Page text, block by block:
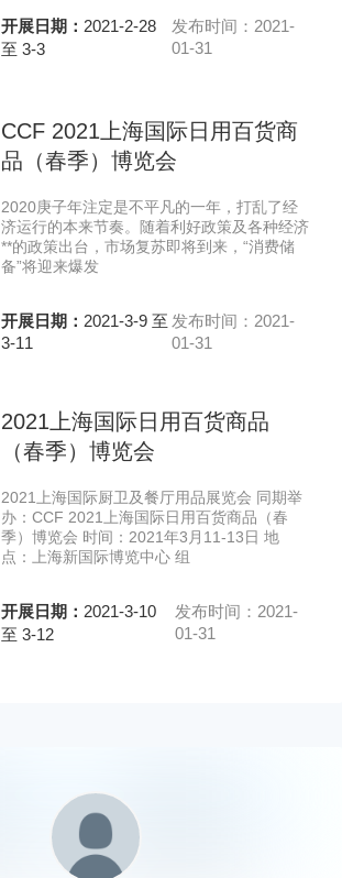
开展日期： 2021-2-28
至 3-3
发布时间：2021-
01-31
CCF 2021上海国际日用百货商
品（春季）博览会
2020庚子年注定是不平凡的一年，打乱了经
济运行的本来节奏。随着利好政策及各种经济
**的政策出台，市场复苏即将到来，“消费储
备”将迎来爆发
开展日期： 2021-3-9 至
3-11
发布时间：2021-
01-31
2021上海国际日用百货商品
（春季）博览会
2021上海国际厨卫及餐厅用品展览会 同期举
办：CCF 2021上海国际日用百货商品（春
季）博览会 时间：2021年3月11-13日 地
点：上海新国际博览中心 组
开展日期： 2021-3-10
至 3-12
发布时间：2021-
01-31